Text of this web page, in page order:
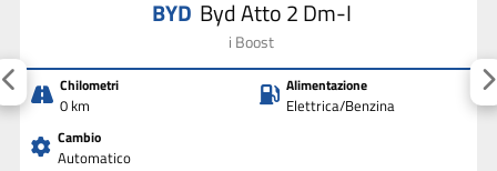
BYD Byd Atto 2 Dm-I
i Boost
Chilometri
0 km
Alimentazione
Elettrica/Benzina
Cambio
Automatico